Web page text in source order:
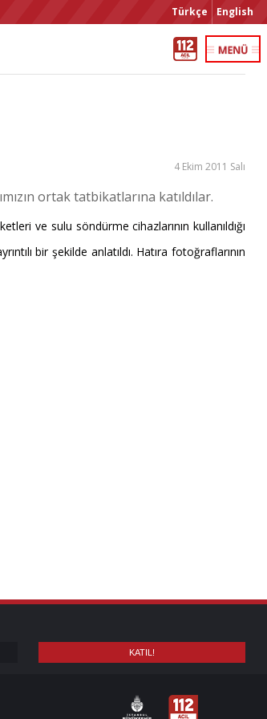
Türkçe English
4 Ekim 2011 Salı
ortak tatbikatlarına katıldılar.
ve sulu söndürme cihazlarının kullanıldığı
bir şekilde anlatıldı. Hatıra fotoğraflarının